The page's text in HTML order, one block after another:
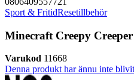
Sport & FritidResetillbehör
Minecraft Creepy
Varukod 11668
Denna produkt har ännu inte